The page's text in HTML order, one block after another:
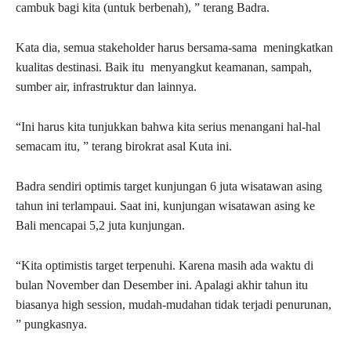
cambuk bagi kita (untuk berbenah), ” terang Badra.
Kata dia, semua stakeholder harus bersama-sama meningkatkan
kualitas destinasi. Baik itu menyangkut keamanan, sampah,
sumber air, infrastruktur dan lainnya.
“Ini harus kita tunjukkan bahwa kita serius menangani hal-hal
semacam itu, ” terang birokrat asal Kuta ini.
Badra sendiri optimis target kunjungan 6 juta wisatawan asing
tahun ini terlampaui. Saat ini, kunjungan wisatawan asing ke
Bali mencapai 5,2 juta kunjungan.
“Kita optimistis target terpenuhi. Karena masih ada waktu di
bulan November dan Desember ini. Apalagi akhir tahun itu
biasanya high session, mudah-mudahan tidak terjadi penurunan,
” pungkasnya.